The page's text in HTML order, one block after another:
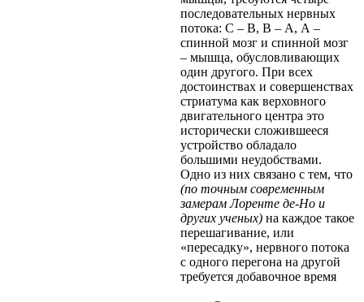
последовательных нервных
потока: С – В, В – А, А –
спинной мозг и спинной мозг
– мышца, обусловливающих
один другого. При всех
достоинствах и совершенствах
стриатума как верховного
двигательного центра это
исторически сложившееся
устройство обладало
большими неудобствами.
Одно из них связано с тем, что
(по точным современным
замерам Лоренте де-Но и
других ученых)на каждое такое
перешагивание, или
«пересадку», нервного потока
с одного перегона на другой
требуется добавочное время